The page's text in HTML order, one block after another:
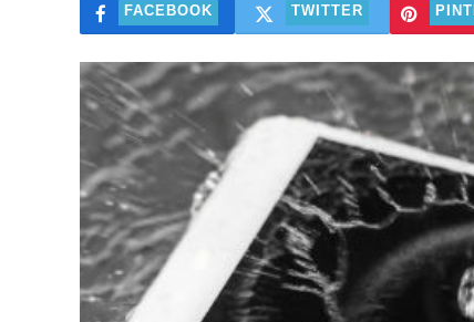
FACEBOOK TWITTER